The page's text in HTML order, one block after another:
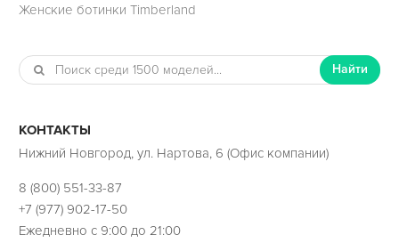
Женские ботинки Timberland
Найти
КОНТАКТЫ
Нижний Новгород, ул. Нартова, 6 (Офис компании)
8 (800) 551-33-87
+7 (977) 902-17-50
Ежедневно с 9:00 до 21:00